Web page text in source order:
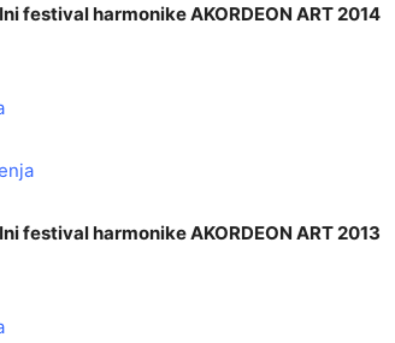
festival harmonike AKORDEON ART 2014
festival harmonike AKORDEON ART 2013